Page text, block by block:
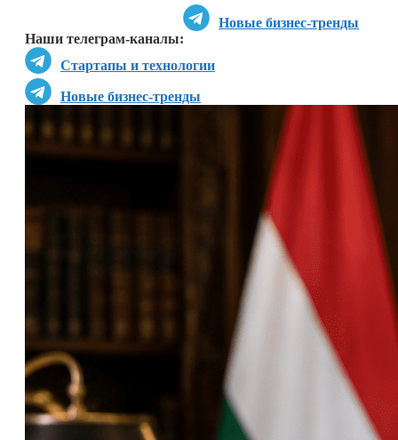
Новые бизнес-тренды
Наши телеграм-каналы:
Стартапы и технологии
Новые бизнес-тренды